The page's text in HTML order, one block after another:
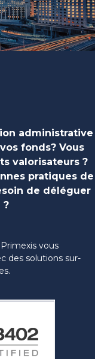
administrative
fonds? Vous
valorisateurs ?
pratiques de
de déléguer
?​
vous
des solutions sur-